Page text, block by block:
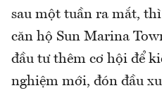
sau một tuần ra mắt,
căn hộ Sun Marina
đầu tư thêm cơ hội để
nghiệm mới, đón đầu